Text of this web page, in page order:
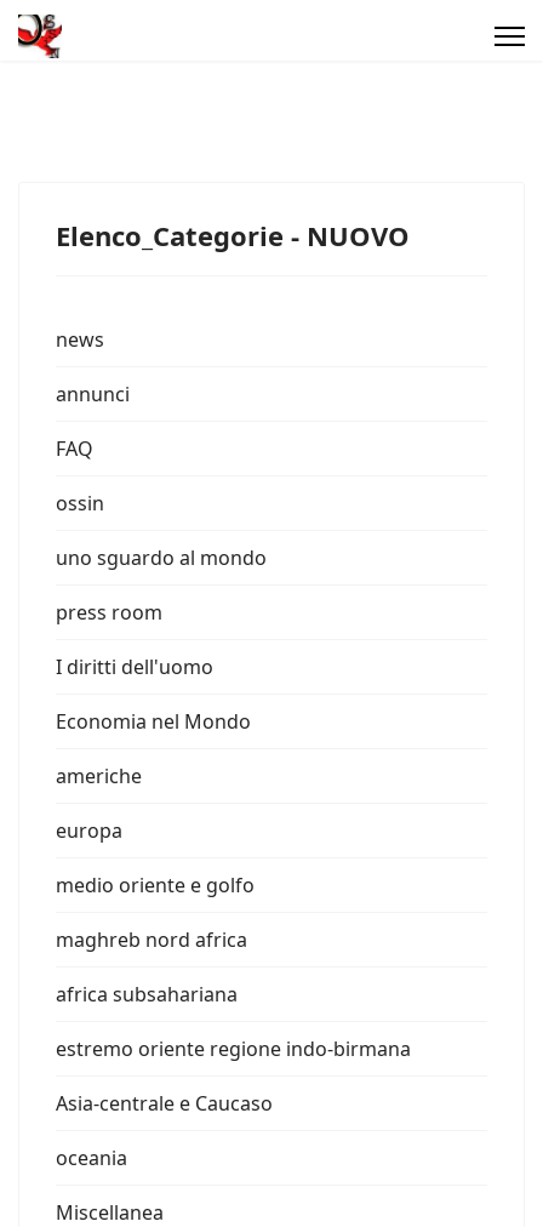
Elenco_Categorie - NUOVO
news
annunci
FAQ
ossin
uno sguardo al mondo
press room
I diritti dell'uomo
Economia nel Mondo
americhe
europa
medio oriente e golfo
maghreb nord africa
africa subsahariana
estremo oriente regione indo-birmana
Asia-centrale e Caucaso
oceania
Miscellanea